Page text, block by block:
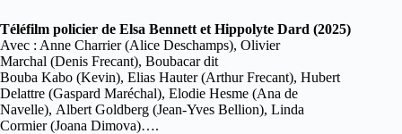
Téléfilm policier de Elsa Bennett et Hippolyte Dard (2025)
Avec : Anne Charrier (Alice Deschamps), Olivier
Marchal (Denis Frecant), Boubacar dit
Bouba Kabo (Kevin), Elias Hauter (Arthur Frecant), Hubert
Delattre (Gaspard Maréchal), Elodie Hesme (Ana de
Navelle), Albert Goldberg (Jean-Yves Bellion), Linda
Cormier (Joana Dimova)….